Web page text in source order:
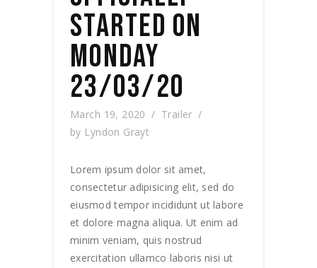
STARTED ON
MONDAY
23/03/20
March 19, 2020
Trailer
by Lyndon Grayt
Lorem ipsum dolor sit amet,
consectetur adipisicing elit, sed do
eiusmod tempor incididunt ut labore
et dolore magna aliqua. Ut enim ad
minim veniam, quis nostrud
exercitation ullamco laboris nisi ut